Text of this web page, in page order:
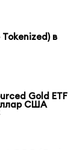
в
Gold ETF
США